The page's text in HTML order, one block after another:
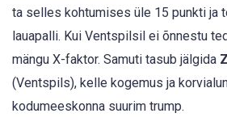
ta selles kohtumises üle 15 punkti ja
lauapalli. Kui Ventspilsil ei õnnestu
mängu X-faktor. Samuti tasub jälgida
(Ventspils), kelle kogemus ja
kodumeeskonna suurim trump.